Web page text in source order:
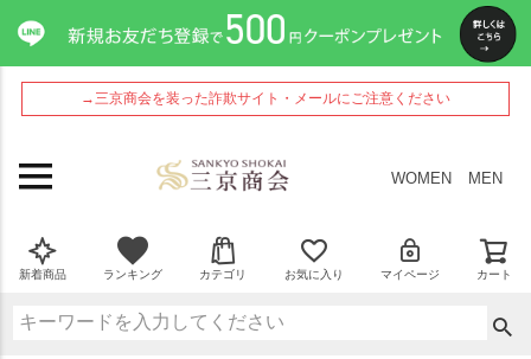
→三京商会を装った詐欺サイト・メールにご注意ください
WOMEN MEN
新着商品 ランキング カテゴリ お気に入り マイページ カート
ペー
ジト
ップ
へ